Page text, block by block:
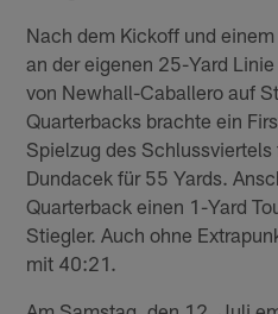
Nach dem Kickoff und
an der eigenen 25-Yard
von Newhall-Caballero auf
Quarterbacks brachte ein
Spielzug des
Dundacek für 55 Yards.
Quarterback einen 1-Yard
Stiegler. Auch ohne
mit 40:21.